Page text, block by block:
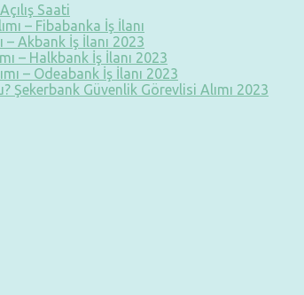
Saati
– Fibabanka İş İlanı
– Akbank İş İlanı 2023
– Halkbank İş İlanı 2023
– Odeabank İş İlanı 2023
Şekerbank Güvenlik Görevlisi Alımı 2023